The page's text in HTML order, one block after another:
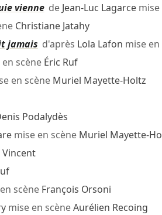
viennede Jean-Luc Lagarcemise
Christiane Jatahy
jamais d'après Lola Lafon mise
scène Éric Ruf
en scène Muriel Mayette-Holtz
Podalydès
mise en scène Muriel Mayette-
Vincent
scène François Orsoni
mise en scèneAurélien Recoing